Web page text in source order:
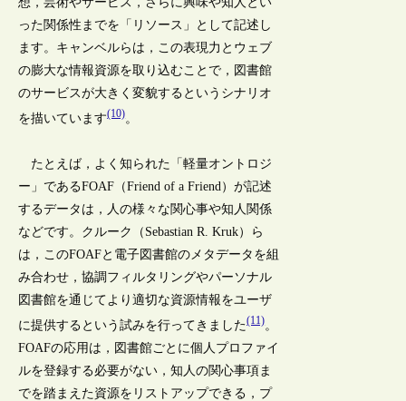
った関係性までを「リソース」として記述し
ます。キャンベルらは，この表現力とウェブ
の膨大な情報資源を取り込むことで，図書館
のサービスが大きく変貌するというシナリオ
を描いています(10)。
たとえば，よく知られた「軽量オントロジ
ー」であるFOAF（Friend of a Friend）が記述
するデータは，人の様々な関心事や知人関係
などです。クルーク（Sebastian R. Kruk）ら
は，このFOAFと電子図書館のメタデータを組
み合わせ，協調フィルタリングやパーソナル
図書館を通じてより適切な資源情報をユーザ
に提供するという試みを行ってきました(11)。
FOAFの応用は，図書館ごとに個人プロファイ
ルを登録する必要がない，知人の関心事項ま
でを踏まえた資源をリストアップできる，プ